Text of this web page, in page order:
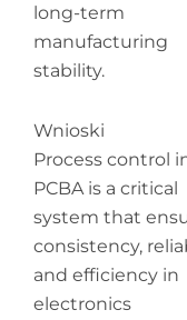
long-term
manufacturing
stability.
Wnioski
Process control
PCBA is a critical
system that
consistency,
and efficiency in
electronics